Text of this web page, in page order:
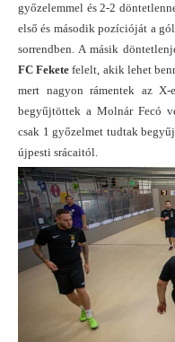
győzelemmel és 2-2
első és második pozícióját a
sorrendben. A másik
FC Fekete felelt, akik lehet
mert nagyon rámentek az
begyűjtöttek a Molnár Fecó
csak 1 győzelmet tudtak
újpesti srácaitól.